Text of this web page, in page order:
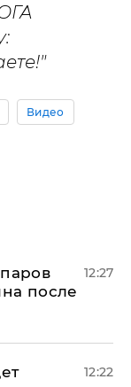
Видео
после
12:27
12:22